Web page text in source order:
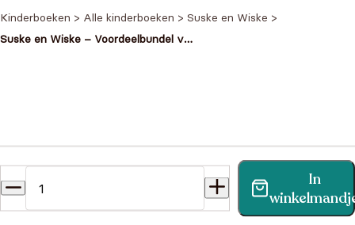
Kinderboeken > Alle kinderboeken > Suske en Wiske >
Suske en Wiske – Voordeelbundel van
In
Vind binnen no-time antwoord op je vraag op onze
klantenservice pagina.